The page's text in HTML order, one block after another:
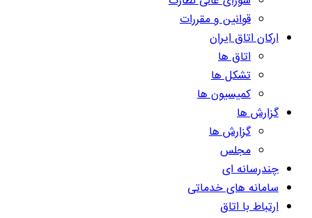
قوانین و مقررات
ارکان اتاق ایران
اتاق ها
تشکل ها
کمیسیون ها
گزارش ها
گزارش ها
مجلس
چندرسانه ای
سامانه های خدماتی
ارتباط با اتاق